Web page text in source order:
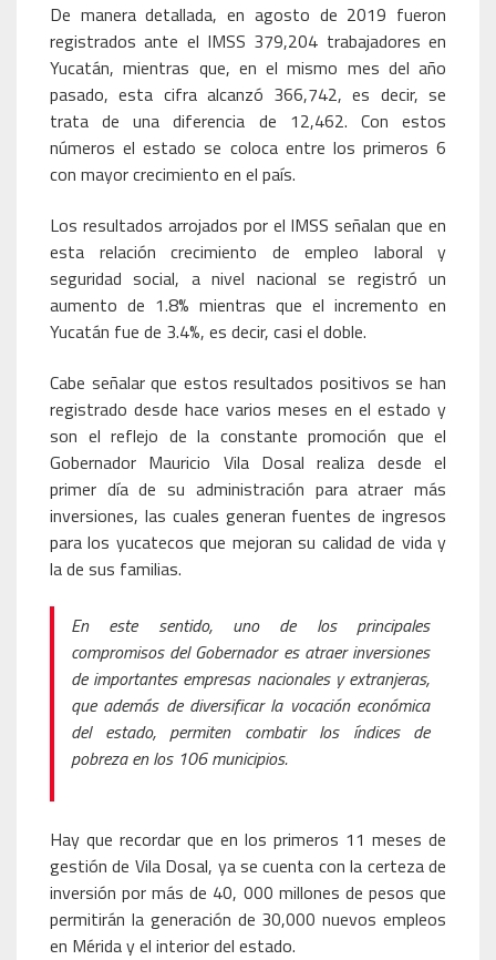
De manera detallada, en agosto de 2019 fueron
registrados ante el IMSS 379,204 trabajadores en
Yucatán, mientras que, en el mismo mes del año
pasado, esta cifra alcanzó 366,742, es decir, se
trata de una diferencia de 12,462. Con estos
números el estado se coloca entre los primeros 6
con mayor crecimiento en el país.
Los resultados arrojados por el IMSS señalan que en
esta relación crecimiento de empleo laboral y
seguridad social, a nivel nacional se registró un
aumento de 1.8% mientras que el incremento en
Yucatán fue de 3.4%, es decir, casi el doble.
Cabe señalar que estos resultados positivos se han
registrado desde hace varios meses en el estado y
son el reflejo de la constante promoción que el
Gobernador Mauricio Vila Dosal realiza desde el
primer día de su administración para atraer más
inversiones, las cuales generan fuentes de ingresos
para los yucatecos que mejoran su calidad de vida y
la de sus familias.
En este sentido, uno de los principales
compromisos del Gobernador es atraer inversiones
de importantes empresas nacionales y extranjeras,
que además de diversificar la vocación económica
del estado, permiten combatir los índices de
pobreza en los 106 municipios.
Hay que recordar que en los primeros 11 meses de
gestión de Vila Dosal, ya se cuenta con la certeza de
inversión por más de 40, 000 millones de pesos que
permitirán la generación de 30,000 nuevos empleos
en Mérida y el interior del estado.